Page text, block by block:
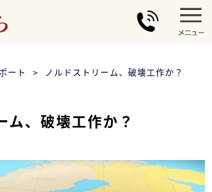
ート ノルドストリーム、破壊工作か？
ム、破壊工作か？